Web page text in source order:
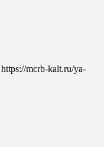
https://mcrb-kalt.ru/ya-